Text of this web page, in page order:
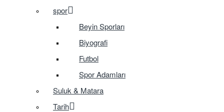
spor
Beyin Sporları
Biyografi
Futbol
Spor Adamları
Suluk & Matara
Tarih